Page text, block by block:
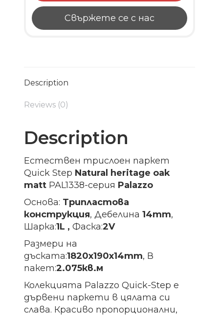
Свържете се с нас
Description
Reviews (0)
Description
Естествен трислоен паркет
Quick Step Natural heritage oak
matt PAL1338-серия Palazzo
Основа: Трипластова
конструкция, Дебелина14mm,
Шарка:1L ,Фаска:2V
Размери на
дъската:1820х190х14mm, В
пакет:2.075кв.м
Колекцията Palazzo Quick-Step е
дървeни паркети в цялата си
слава. Красиво пропорционални,